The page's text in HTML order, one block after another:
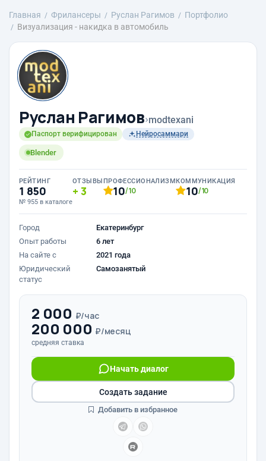
Главная Фрилансеры Руслан Рагимов
Портфолио
Визуализация - накидка в автомобиль
Руслан Рагимов›modtexani
Паспорт верифицирован Нейросаммари
Blender
РЕЙТИНГ
1 850
№ 955 в каталоге
ОТЗЫВЫ
3
ПРОФЕССИОНАЛИЗМ
10/10
КОММУНИКАЦИЯ
10/10
Город
Екатеринбург
Опыт работы
6 лет
На сайте с
2021 года
Юридический
статус
Самозанятый
2 000 ₽/час
200 000 ₽/месяц
средняя ставка
Начать диалог
Создать задание
Добавить в избранное